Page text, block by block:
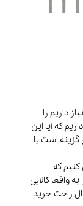
داریم را
که آیا این
گزینه است یا
که
واقعا کالایی
راحت خرید